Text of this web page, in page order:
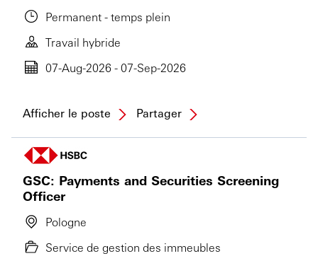
Permanent - temps plein
Travail hybride
07-Aug-2026 - 07-Sep-2026
Afficher le poste Partager
GSC: Payments and Securities Screening
Officer
Pologne
Service de gestion des immeubles